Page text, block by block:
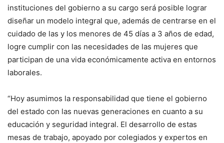
instituciones del gobierno a su cargo será posible lograr
diseñar un modelo integral que, además de centrarse en el
cuidado de las y los menores de 45 días a 3 años de edad,
logre cumplir con las necesidades de las mujeres que
participan de una vida económicamente activa en entornos
laborales.
“Hoy asumimos la responsabilidad que tiene el gobierno
del estado con las nuevas generaciones en cuanto a su
educación y seguridad integral. El desarrollo de estas
mesas de trabajo, apoyado por colegiados y expertos en